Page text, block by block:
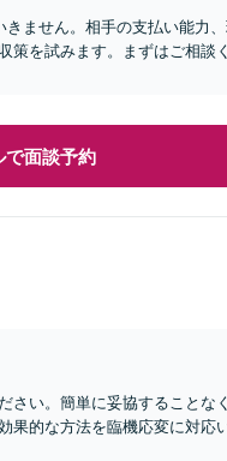
きません。相手の支払い能力
策を試みます。まずはご相談
で面談予約
さい。簡単に妥協することなく
果的な方法を臨機応変に対応